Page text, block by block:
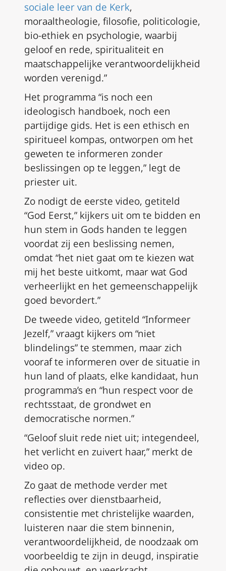
sociale leer van de Kerk,
moraaltheologie, filosofie, politicologie,
bio-ethiek en psychologie, waarbij
geloof en rede, spiritualiteit en
maatschappelijke verantwoordelijkheid
worden verenigd.”
Het programma “is noch een
ideologisch handboek, noch een
partijdige gids. Het is een ethisch en
spiritueel kompas, ontworpen om het
geweten te informeren zonder
beslissingen op te leggen,” legt de
priester uit.
Zo nodigt de eerste video, getiteld
“God Eerst,” kijkers uit om te bidden en
hun stem in Gods handen te leggen
voordat zij een beslissing nemen,
omdat “het niet gaat om te kiezen wat
mij het beste uitkomt, maar wat God
verheerlijkt en het gemeenschappelijk
goed bevordert.”
De tweede video, getiteld “Informeer
Jezelf,” vraagt kijkers om “niet
blindelings” te stemmen, maar zich
vooraf te informeren over de situatie in
hun land of plaats, elke kandidaat, hun
programma’s en “hun respect voor de
rechtsstaat, de grondwet en
democratische normen.”
“Geloof sluit rede niet uit; integendeel,
het verlicht en zuivert haar,” merkt de
video op.
Zo gaat de methode verder met
reflecties over dienstbaarheid,
consistentie met christelijke waarden,
luisteren naar die stem binnenin,
verantwoordelijkheid, de noodzaak om
voorbeeldig te zijn in deugd, inspiratie